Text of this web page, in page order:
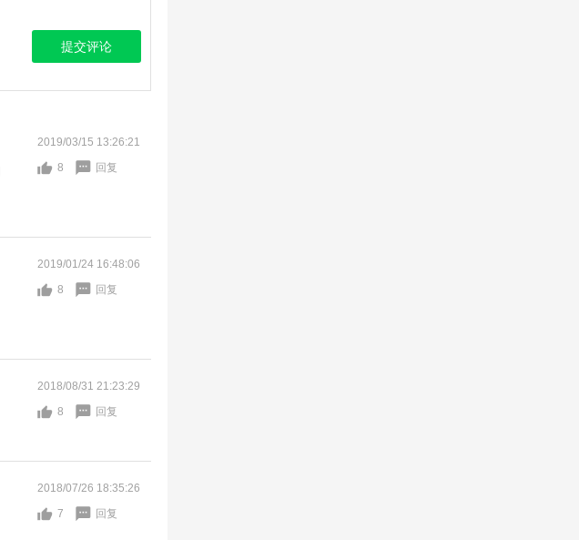
提交评论
2019/03/15 13:26:21
8
回复
2019/01/24 16:48:06
8
回复
2018/08/31 21:23:29
8
回复
2018/07/26 18:35:26
7
回复